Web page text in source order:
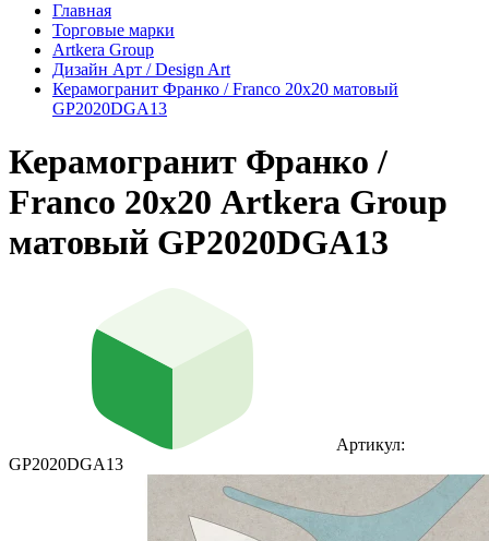
Главная
Торговые марки
Artkera Group
Дизайн Арт / Design Art
Керамогранит Франко / Franco 20х20 матовый
GP2020DGA13
Керамогранит Франко /
Franco 20х20 Artkera Group
матовый GP2020DGA13
Артикул:
GP2020DGA13